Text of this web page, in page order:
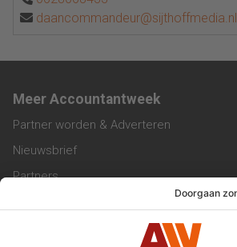
daancommandeur@sijthoffmedia.nl
Meer Accountantweek
Partner worden & Adverteren
Nieuwsbrief
Partners